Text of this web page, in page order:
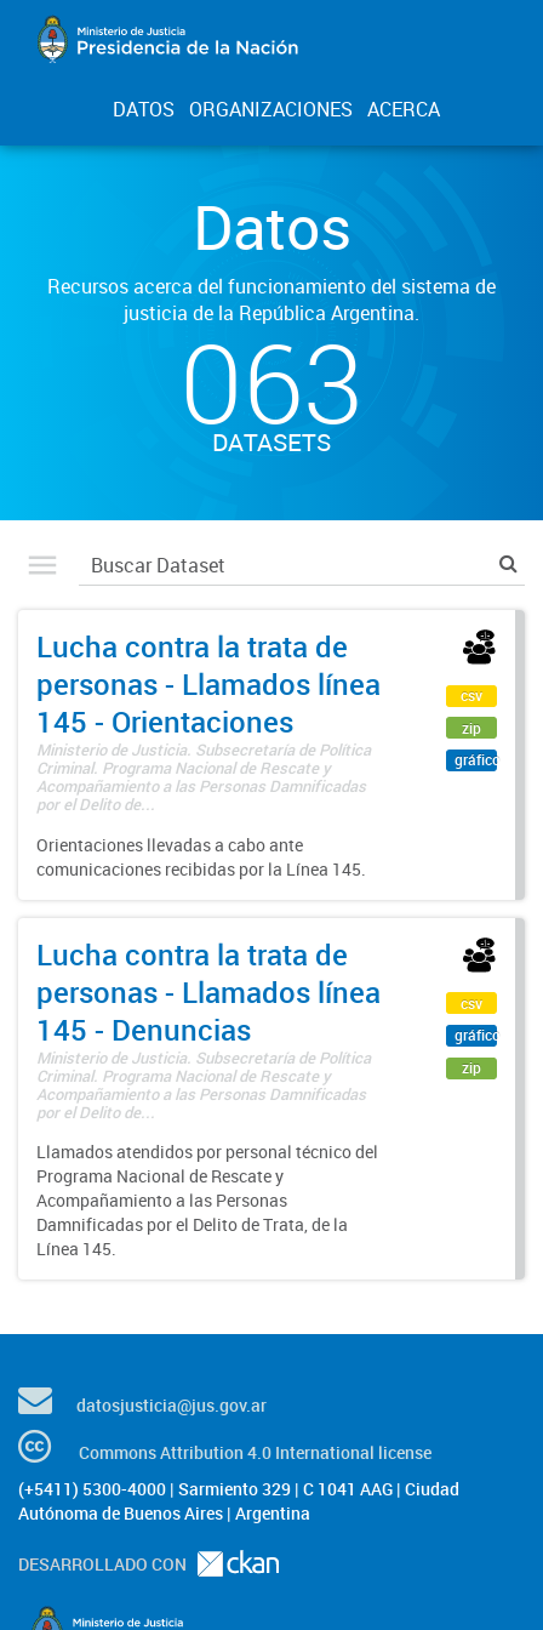
DATOS ORGANIZACIONES ACERCA
Datos
Recursos acerca del funcionamiento del sistema de
justicia de la República Argentina.
063
DATASETS
Lucha contra la trata de
personas - Llamados línea
145 - Orientaciones
Ministerio de Justicia. Subsecretaría de Política
Criminal. Programa Nacional de Rescate y
Acompañamiento a las Personas Damnificadas
por el Delito de...
Orientaciones llevadas a cabo ante
comunicaciones recibidas por la Línea 145.
csv
zip
gráfico
Lucha contra la trata de
personas - Llamados línea
145 - Denuncias
Ministerio de Justicia. Subsecretaría de Política
Criminal. Programa Nacional de Rescate y
Acompañamiento a las Personas Damnificadas
por el Delito de...
Llamados atendidos por personal técnico del
Programa Nacional de Rescate y
Acompañamiento a las Personas
Damnificadas por el Delito de Trata, de la
Línea 145.
csv
gráfico
zip
datosjusticia@jus.gov.ar
Commons Attribution 4.0 International license
(+5411) 5300-4000 | Sarmiento 329 | C 1041 AAG | Ciudad
Autónoma de Buenos Aires | Argentina
DESARROLLADO CON